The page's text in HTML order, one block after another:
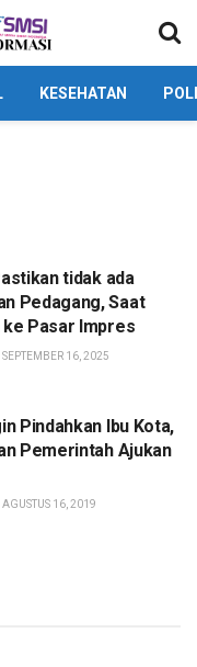
KESEHATAN
tidak ada
Pedagang, Saat
ke Pasar Impres
SEPTEMBER 16, 2025
Pindahkan Ibu Kota,
Pemerintah Ajukan
AGUSTUS 16, 2019